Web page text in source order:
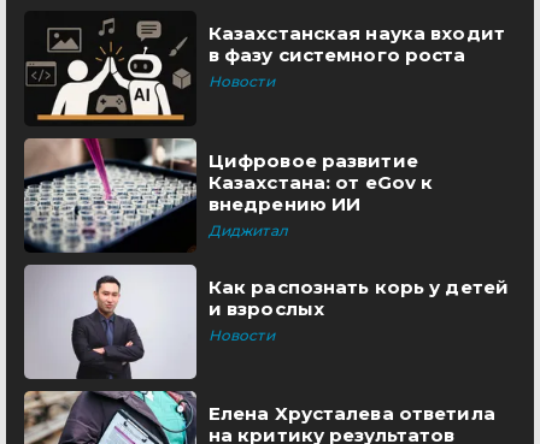
Казахстанская наука входит
в фазу системного роста
Новости
Цифровое развитие
Казахстана: от eGov к
внедрению ИИ
Диджитал
Как распознать корь у детей
и взрослых
Новости
Елена Хрусталева ответила
на критику результатов